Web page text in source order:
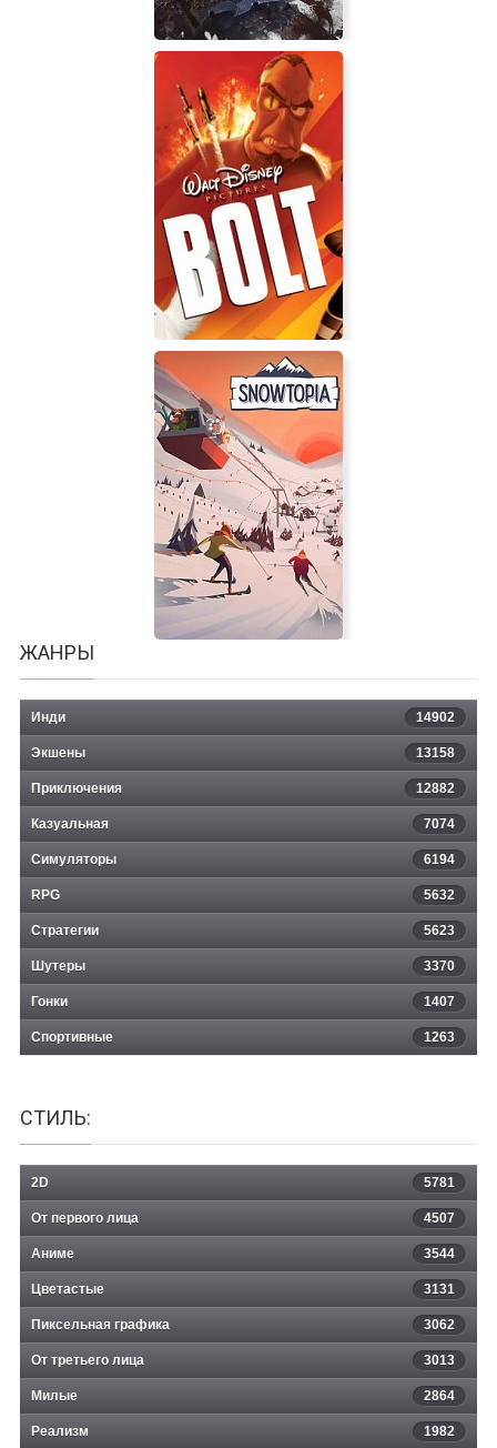
Darksiders Genesis
Disney's Bolt
Snowtopia: Ski Resort Builder
ЖАНРЫ
Инди 14902
Экшены 13158
Приключения 12882
Казуальная 7074
Симуляторы 6194
RPG 5632
Стратегии 5623
Шутеры 3370
Гонки 1407
Спортивные 1263
СТИЛЬ:
2D 5781
От первого лица 4507
Аниме 3544
Цветастые 3131
Пиксельная графика 3062
От третьего лица 3013
Милые 2864
Реализм 1982